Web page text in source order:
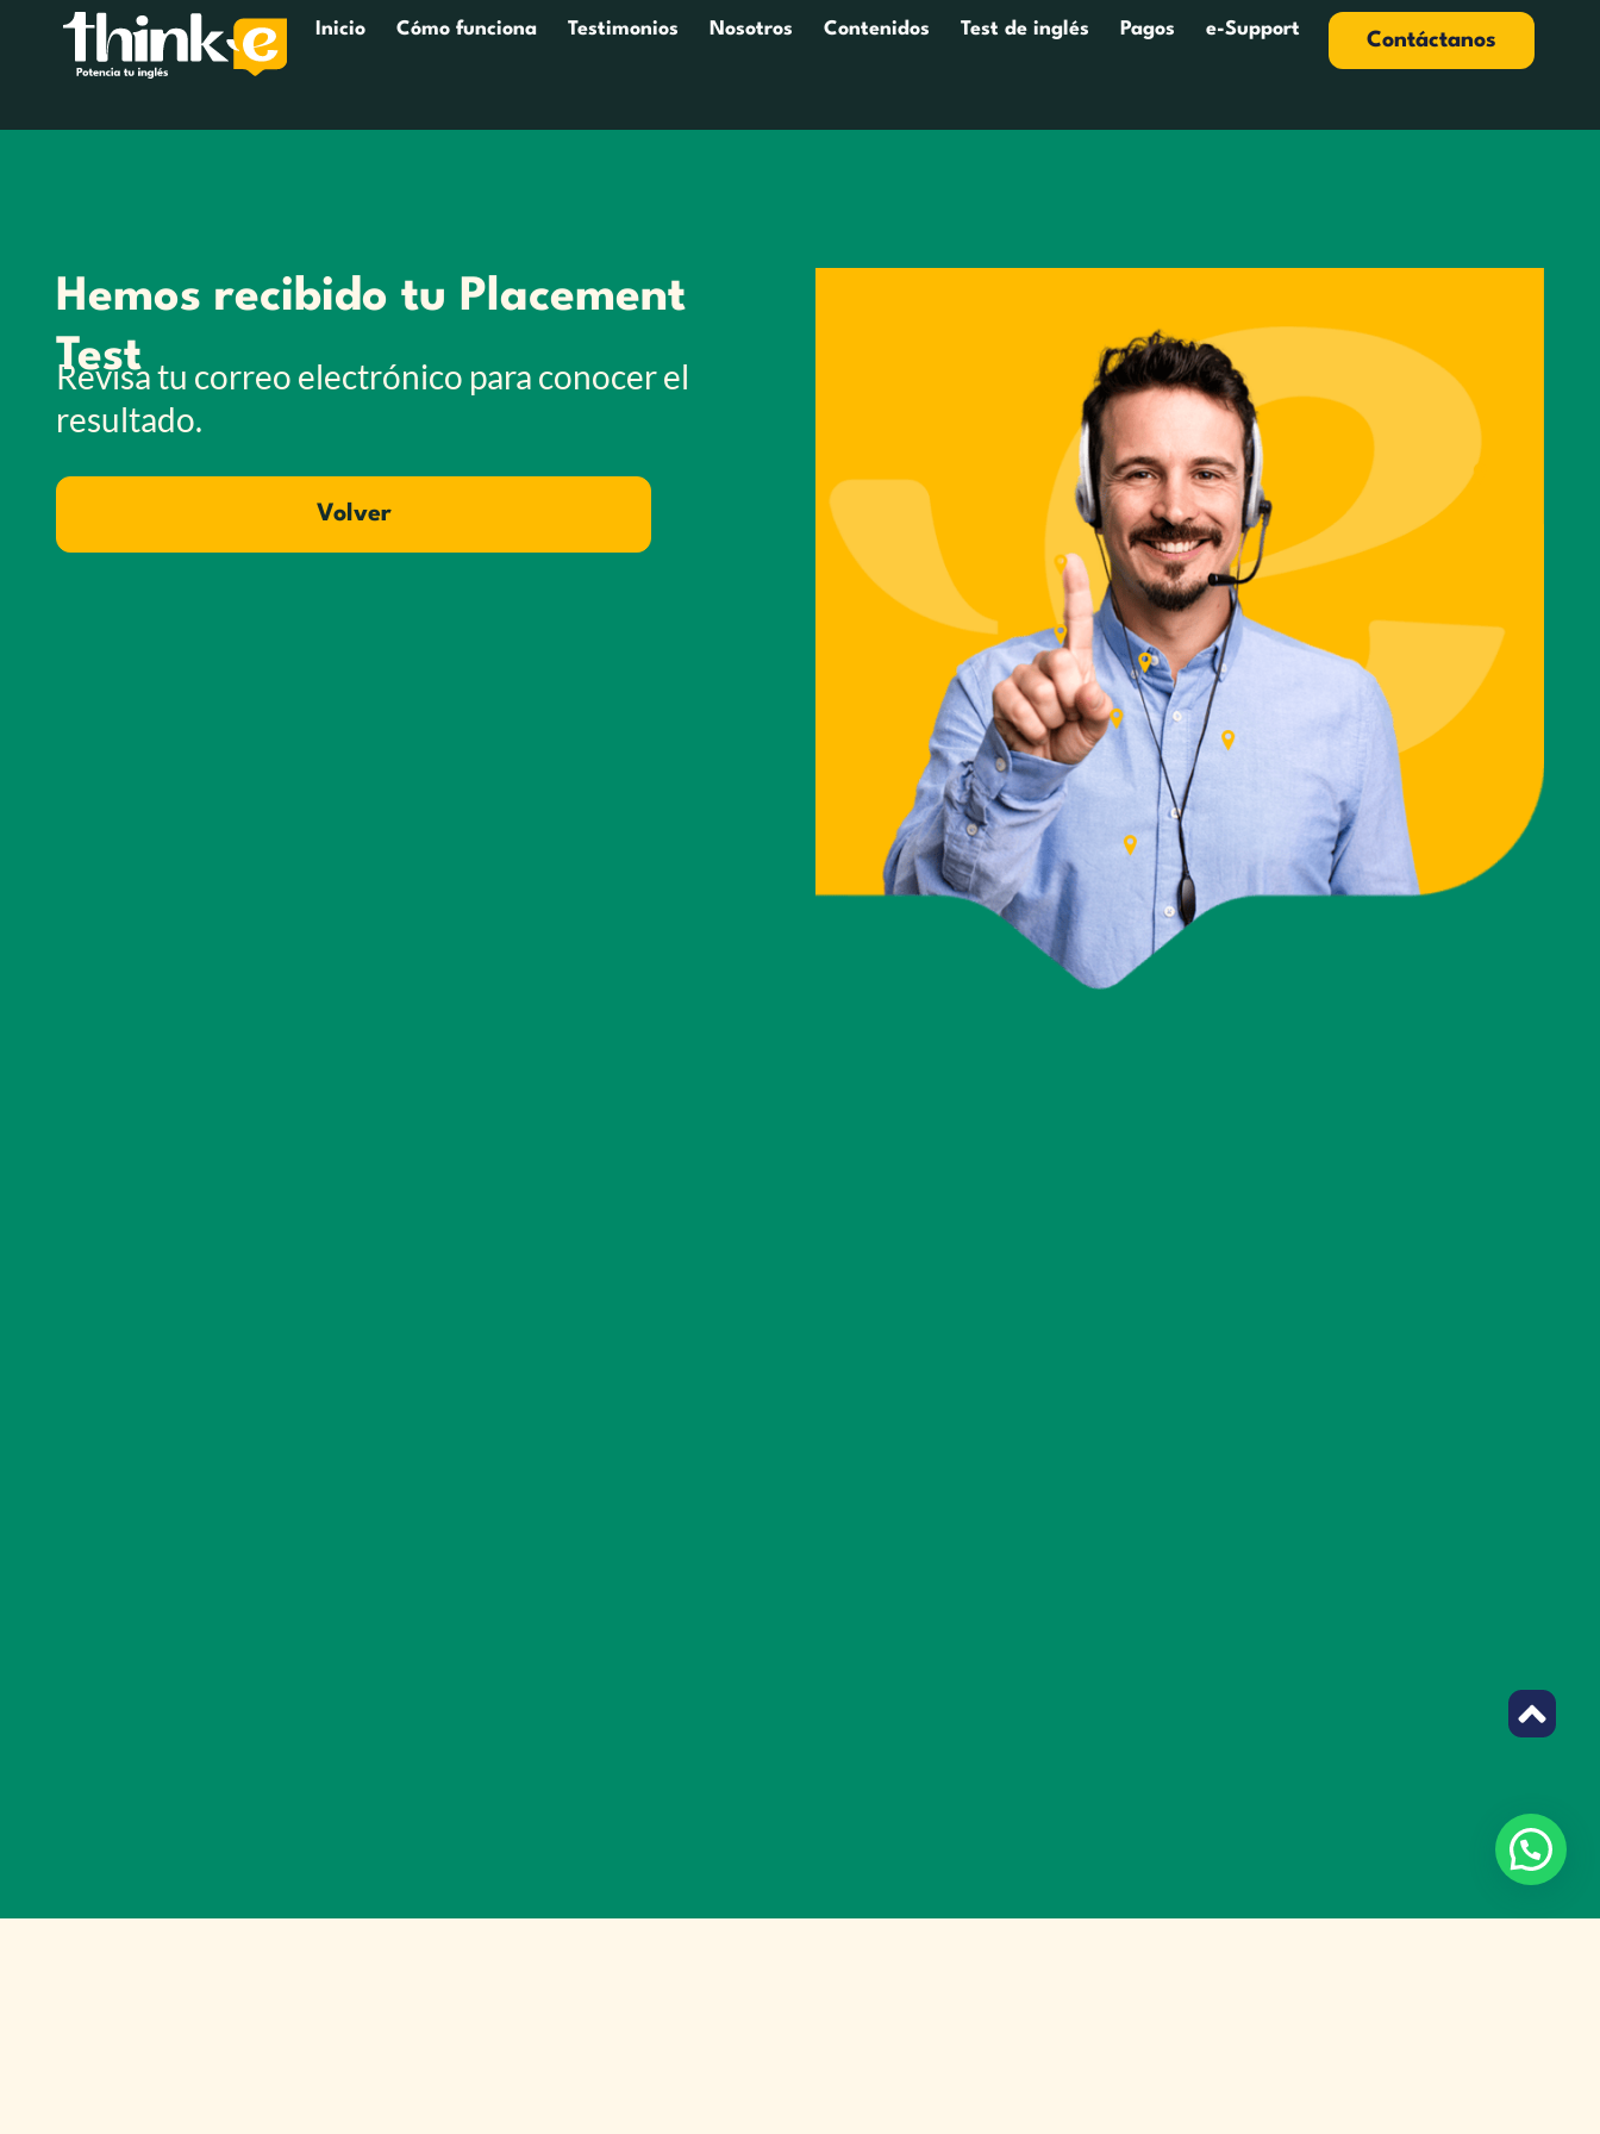
Inicio Cómo funciona Testimonios Nosotros Contenidos Test de inglés Pagos e-Support
Contáctanos
Hemos recibido tu Placement
Test
Revisa tu correo electrónico para conocer el
resultado.
Volver